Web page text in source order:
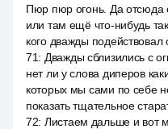
Пюр пюр огонь. Да отсюда
или там ещё что-нибудь
кого дважды подействовал
71: Дважды сблизились с
нет ли у слова диперов
которых мы сами по себе
показать тщательное
72: Листаем дальше и вот